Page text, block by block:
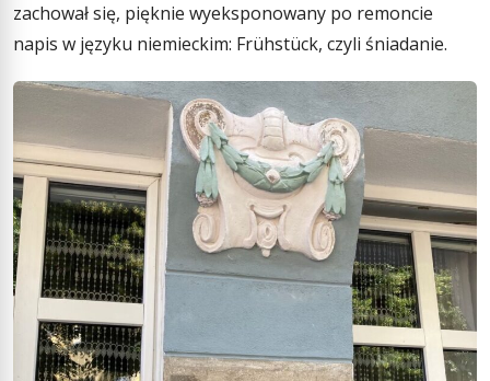
zachował się, pięknie wyeksponowany po remoncie
napis w języku niemieckim: Frühstück, czyli śniadanie.